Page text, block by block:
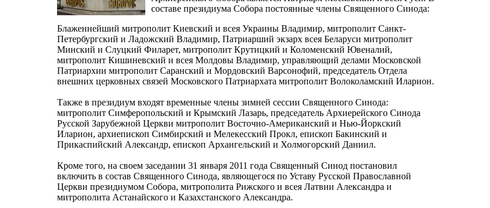
составе президиума Собора постоянные члены Священного Синода:
Блаженнейший митрополит Киевский и всея Украины Владимир, митрополит Санкт-
Петербургский и Ладожский Владимир, Патриарший экзарх всея Беларуси митрополит
Минский и Слуцкий Филарет, митрополит Крутицкий и Коломенский Ювеналий,
митрополит Кишиневский и всея Молдовы Владимир, управляющий делами Московской
Патриархии митрополит Саранский и Мордовский Варсонофий, председатель Отдела
внешних церковных связей Московского Патриархата митрополит Волоколамский Иларион.
Также в президиум входят временные члены зимней сессии Священного Синода:
митрополит Симферопольский и Крымский Лазарь, председатель Архиерейского Синода
Русской Зарубежной Церкви митрополит Восточно-Американский и Нью-Йоркский
Иларион, архиепископ Симбирский и Мелекесский Прокл, епископ Бакинский и
Прикаспийский Александр, епископ Архангельский и Холмогорский Даниил.
Кроме того, на своем заседании 31 января 2011 года Священный Синод постановил
включить в состав Священного Синода, являющегося по Уставу Русской Православной
Церкви президиумом Собора, митрополита Рижского и всея Латвии Александра и
митрополита Астанайского и Казахстанского Александра.